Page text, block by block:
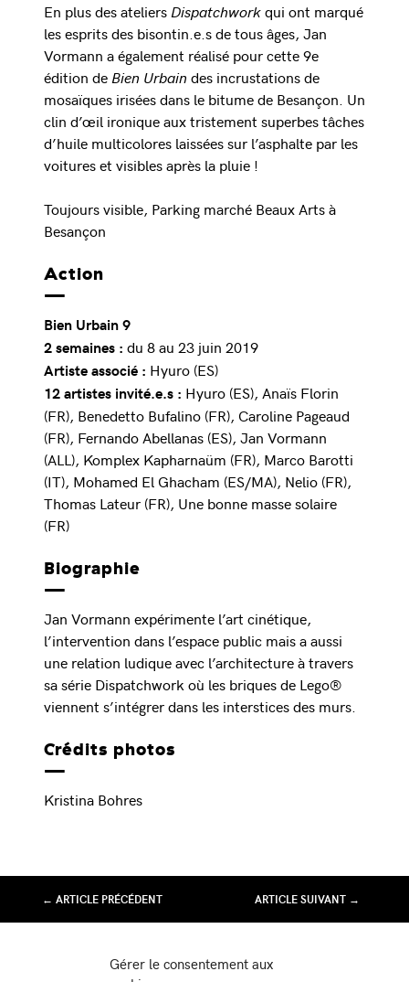
Gérer le consentement aux
En plus des ateliers Dispatchworkqui ont marqué
les esprits des bisontin.e.s de tous âges, Jan
Vormann a également réalisé pour cette 9e
édition de Bien Urbain des incrustations de
mosaïques irisées dans le bitume de Besançon. Un
clin d’œil ironique aux tristement superbes tâches
d’huile multicolores laissées sur l’asphalte par les
voitures et visibles après la pluie !
Toujours visible, Parking marché Beaux Arts à
Besançon
Action
Bien Urbain 9
2 semaines : du 8 au 23 juin 2019
Artiste associé : Hyuro (ES)
12 artistes invité.e.s : Hyuro (ES), Anaïs Florin
(FR), Benedetto Bufalino (FR), Caroline Pageaud
(FR), Fernando Abellanas (ES), Jan Vormann
(ALL), Komplex Kapharnaüm (FR), Marco Barotti
(IT), Mohamed El Ghacham (ES/MA), Nelio (FR),
Thomas Lateur (FR), Une bonne masse solaire
(FR)
Biographie
Jan Vormann expérimente l’art cinétique,
l’intervention dans l’espace public mais a aussi
une relation ludique avec l’architecture à travers
sa série Dispatchwork où les briques de Lego®
viennent s’intégrer dans les interstices des murs.
Crédits photos
Kristina Bohres
← ARTICLE PRÉCÉDENT ARTICLE SUIVANT →
Association Juste Ici